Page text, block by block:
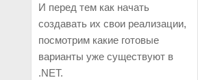
И перед тем как начать
создавать их свои реализации,
посмотрим какие готовые
варианты уже существуют в
.NET.